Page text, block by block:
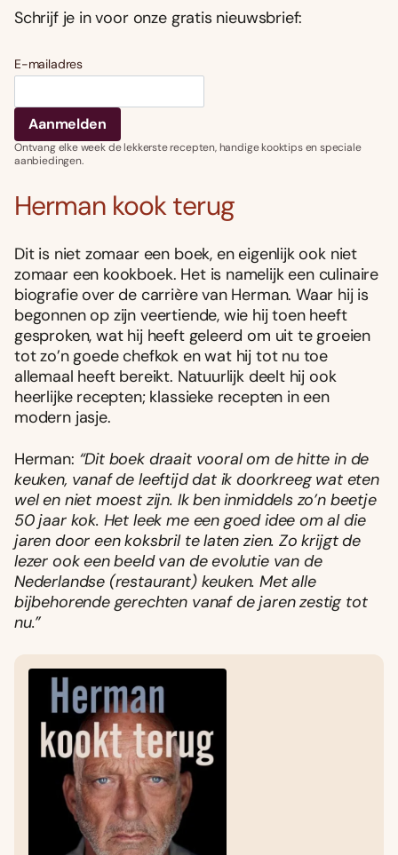
Schrijf je in voor onze gratis nieuwsbrief:
E-mailadres
Ontvang elke week de lekkerste recepten, handige kooktips en speciale
aanbiedingen.
Herman kook terug
Dit is niet zomaar een boek, en eigenlijk ook niet
zomaar een kookboek. Het is namelijk een culinaire
biografie over de carrière van Herman. Waar hij is
begonnen op zijn veertiende, wie hij toen heeft
gesproken, wat hij heeft geleerd om uit te groeien
tot zo’n goede chefkok en wat hij tot nu toe
allemaal heeft bereikt. Natuurlijk deelt hij ook
heerlijke recepten; klassieke recepten in een
modern jasje.
Herman: “Dit boek draait vooral om de hitte in de
keuken, vanaf de leeftijd dat ik doorkreeg wat eten
wel en niet moest zijn. Ik ben inmiddels zo’n beetje
50 jaar kok. Het leek me een goed idee om al die
jaren door een koksbril te laten zien. Zo krijgt de
lezer ook een beeld van de evolutie van de
Nederlandse (restaurant) keuken. Met alle
bijbehorende gerechten vanaf de jaren zestig tot
nu.”